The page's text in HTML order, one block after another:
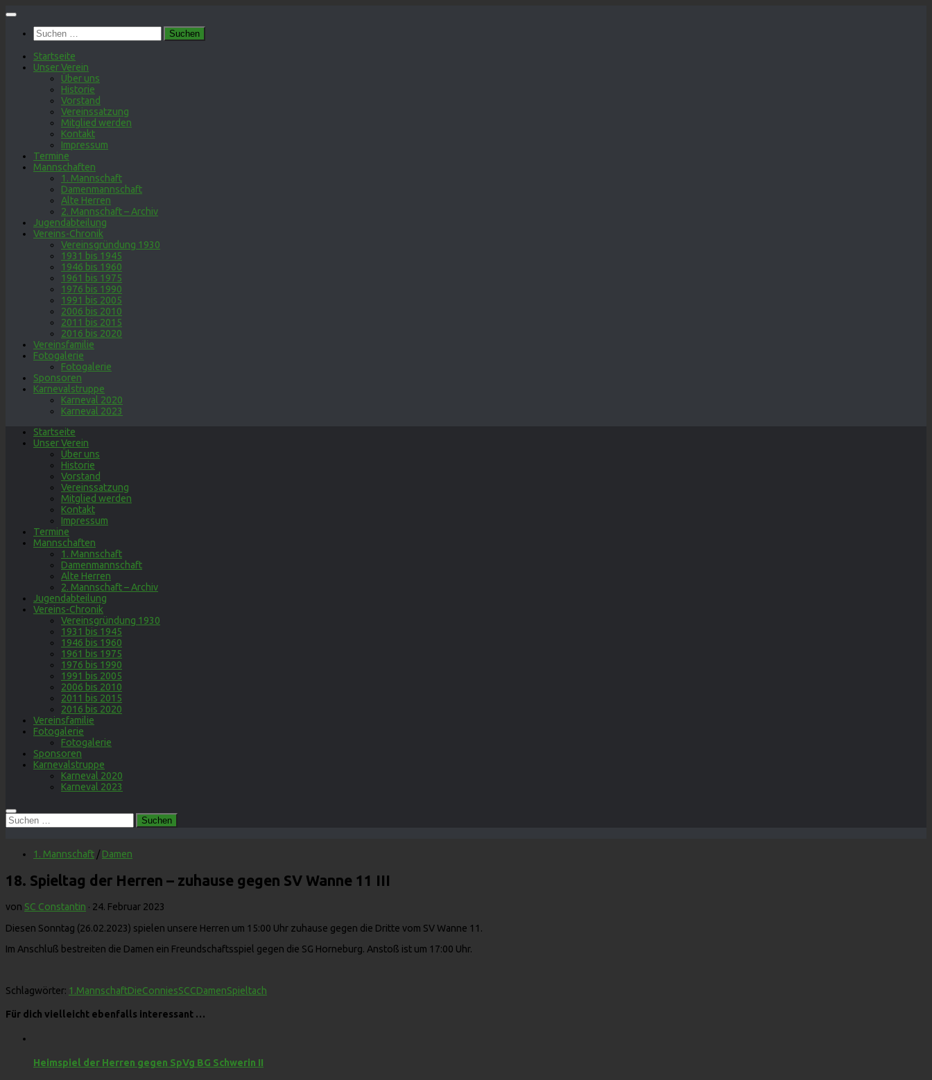
Zum
springenSuchen
nach:
Startseite
Unser Verein
Über uns
Historie
Vorstand
Vereinssatzung
Mitglied werden
Kontakt
Impressum
Termine
Mannschaften
1. Mannschaft
Damenmannschaft
Alte Herren
2. Mannschaft – Archiv
Jugendabteilung
Vereins-Chronik
Vereinsgründung 1930
1931 bis 1945
1946 bis 1960
1961 bis 1975
1976 bis 1990
1991 bis 2005
2006 bis 2010
2011 bis 2015
2016 bis 2020
Vereinsfamilie
Fotogalerie
Fotogalerie
Sponsoren
Karnevalstruppe
Karneval 2020
Karneval 2023
Startseite
Unser Verein
Über uns
Historie
Vorstand
Vereinssatzung
Mitglied werden
Kontakt
Impressum
Termine
Mannschaften
1. Mannschaft
Damenmannschaft
Alte Herren
2. Mannschaft – Archiv
Jugendabteilung
Vereins-Chronik
Vereinsgründung 1930
1931 bis 1945
1946 bis 1960
1961 bis 1975
1976 bis 1990
1991 bis 2005
2006 bis 2010
2011 bis 2015
2016 bis 2020
Vereinsfamilie
Fotogalerie
Fotogalerie
Sponsoren
Karnevalstruppe
Karneval 2020
Karneval 2023
Suchen
nach:
1. Mannschaft / Damen
18. Spieltag der Herren – zuhause gegen SV Wanne 11 III
von SC Constantin · 24. Februar 2023
Diesen Sonntag (26.02.2023) spielen unsere Herren um 15:00 Uhr zuhause gegen die Dritte vom SV Wanne 11.
Im Anschluß bestreiten die Damen ein Freundschaftsspiel gegen die SG Horneburg. Anstoß ist um 17:00 Uhr.
Schlagwörter: 1.MannschaftDieConniesSCCDamenSpieltach
Für dich vielleicht ebenfalls interessant …
Heimspiel der Herren gegen SpVg BG Schwerin II